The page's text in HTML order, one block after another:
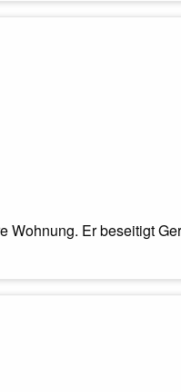
Wohnung. Er beseitigt